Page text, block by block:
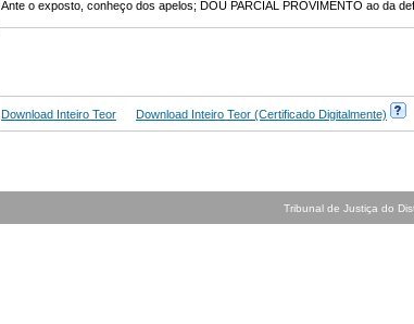
Ante o exposto, conheço dos apelos; DOU PARCIAL PROVIMENTO ao da
Download Inteiro Teor Download Inteiro Teor (Certificado Digitalmente)
Tribunal de Justiça do